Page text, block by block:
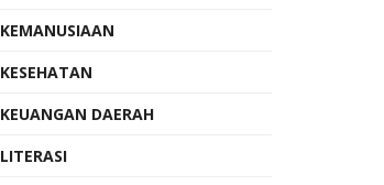
KEMANUSIAAN
KESEHATAN
KEUANGAN DAERAH
LITERASI